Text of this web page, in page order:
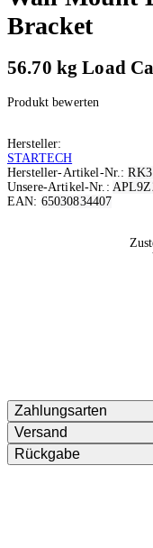
Bracket
56.70 kg Load
Produkt bewerten
Hersteller:
STARTECH
Hersteller-Artikel-Nr.:
Unsere-Artikel-Nr.:
EAN: 65030834407
Zahlungsarten
Versand
Rückgabe